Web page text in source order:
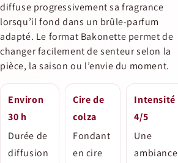
diffuse progressivement sa fragrance
lorsqu’il fond dans un brûle-parfum
adapté. Le format Bakonette permet de
changer facilement de senteur selon la
pièce, la saison ou l’envie du moment.
Environ
30 h
Durée de
diffusion
Cire de
colza
Fondant
en cire
Intensité
4/5
Une
ambiance